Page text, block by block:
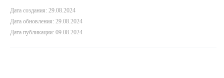
Дата создания: 29.08.2024
Дата обновления: 29.08.2024
Дата публикации: 09.08.2024